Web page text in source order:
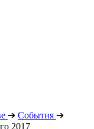
➔ События ➔
2017